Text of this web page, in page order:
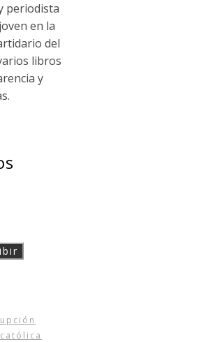
periodista
en la
del
libros
y